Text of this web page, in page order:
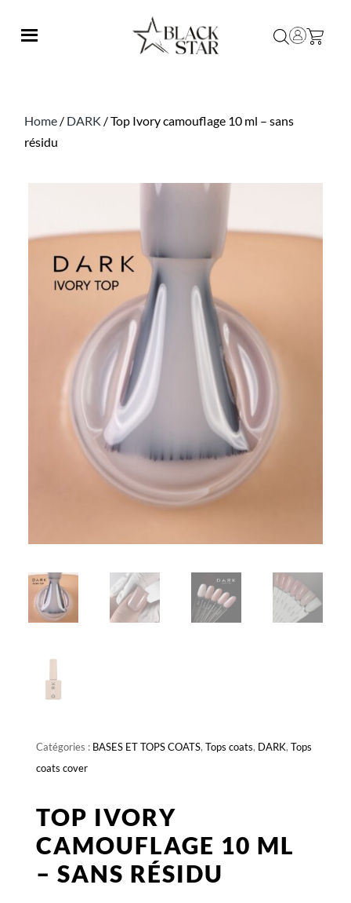
Home / DARK / Top Ivory camouflage 10 ml – sans
résidu
Catégories : BASES ET TOPS COATS, Tops coats, DARK, Tops
coats cover
TOP IVORY
CAMOUFLAGE 10 ML
– SANS RÉSIDU